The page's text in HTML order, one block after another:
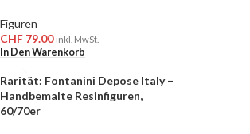
Figuren
CHF 79.00 inkl. MwSt.
In Den Warenkorb
Rarität: Fontanini Depose Italy –
Handbemalte Resinfiguren,
60/70er